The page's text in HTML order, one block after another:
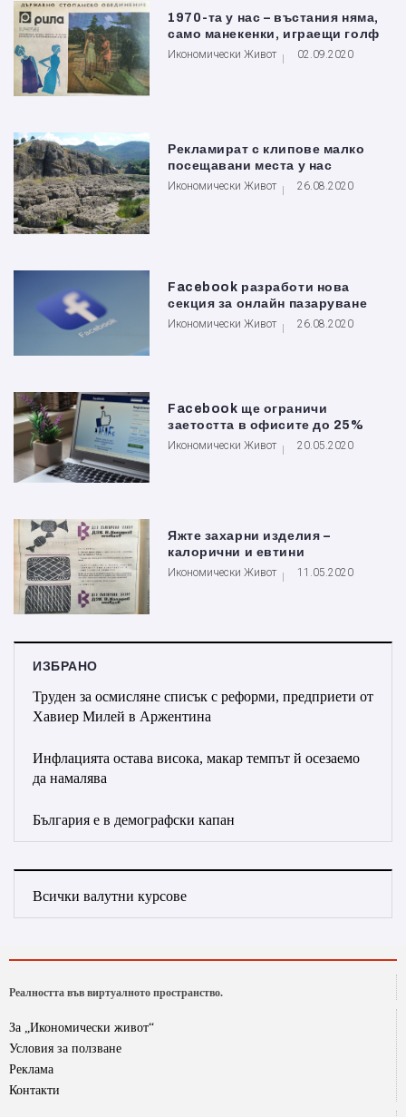
1970-та у нас – въстания няма,
само манекенки, играещи голф
Икономически Живот 02.09.2020
Рекламират с клипове малко
посещавани места у нас
Икономически Живот 26.08.2020
Facebook разработи нова
секция за онлайн пазаруване
Икономически Живот 26.08.2020
Facebook ще ограничи
заетостта в офисите до 25%
Икономически Живот 20.05.2020
Яжте захарни изделия –
калорични и евтини
Икономически Живот 11.05.2020
ИЗБРАНО
Труден за осмисляне списък с реформи, предприети от
Хавиер Милей в Аржентина
Инфлацията остава висока, макар темпът й осезаемо
да намалява
България е в демографски капан
Всички валутни курсове
Реалността във виртуалното пространство.
За „Икономически живот“
Условия за ползване
Реклама
Контакти